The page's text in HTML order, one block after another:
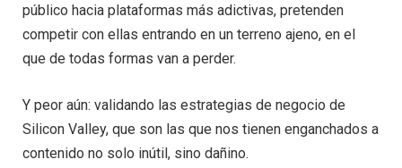
público hacia plataformas más adictivas, pretenden
competir con ellas entrando en un terreno ajeno, en el
que de todas formas van a perder.
Y peor aún: validando las estrategias de negocio de
Silicon Valley, que son las que nos tienen enganchados a
contenido no solo inútil, sino dañino.